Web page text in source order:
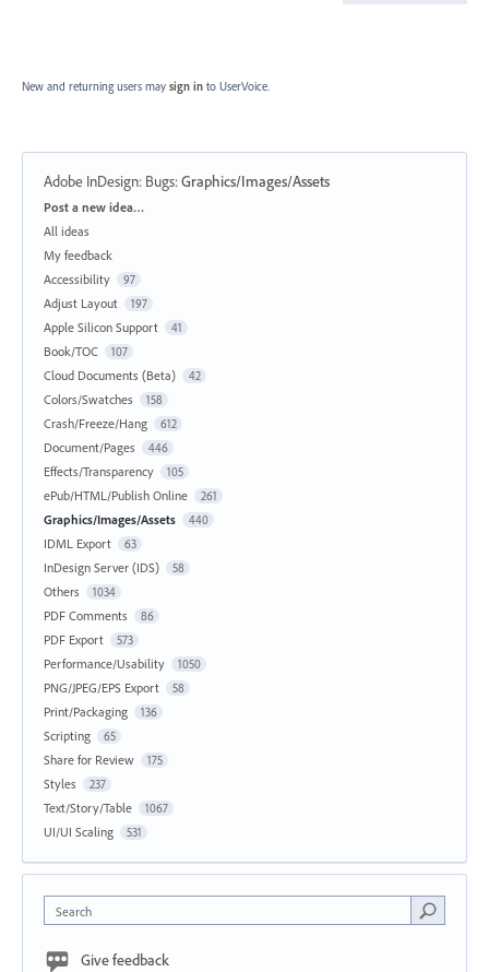
New and returning users may sign in to UserVoice.
Adobe InDesign: Bugs:Graphics/Images/Assets
Categories
Post a new idea…
All ideas
My feedback
Accessibility
97
Adjust Layout 197
Apple Silicon Support 41
Book/TOC 107
Cloud Documents (Beta) 42
Colors/Swatches 158
Crash/Freeze/Hang 612
Document/Pages 446
Effects/Transparency 105
ePub/HTML/Publish Online 261
Graphics/Images/Assets 440
IDML Export 63
InDesign Server (IDS) 58
Others 1034
PDF Comments 86
PDF Export 573
Performance/Usability 1050
PNG/JPEG/EPS Export 58
Print/Packaging 136
Scripting 65
Share for Review 175
Styles 237
Text/Story/Table 1067
UI/UI Scaling 531
Search
Give feedback